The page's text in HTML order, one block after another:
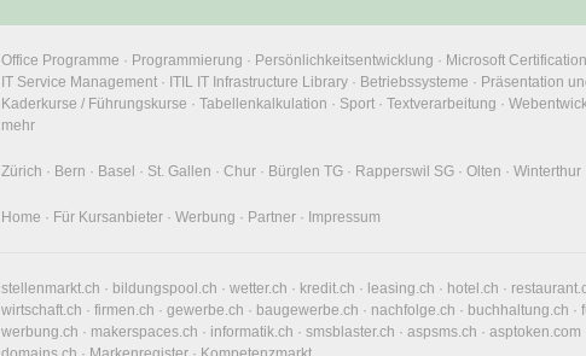
Office Programme · Programmierung · Persönlichkeitsentwicklung · Microsoft
IT Service Management · ITIL IT Infrastructure Library · Betriebssysteme · Präsentation
Kaderkurse / Führungskurse · Tabellenkalkulation · Sport · Textverarbeitung ·
mehr
Zürich · Bern · Basel · St. Gallen · Chur · Bürglen TG · Rapperswil SG · Olten · Winterthur
Home · Für Kursanbieter · Werbung · Partner · Impressum
stellenmarkt.ch · bildungspool.ch · wetter.ch · kredit.ch · leasing.ch · hotel.ch ·
wirtschaft.ch · firmen.ch · gewerbe.ch · baugewerbe.ch · nachfolge.ch · buchhaltung.ch ·
werbung.ch · makerspaces.ch · informatik.ch · smsblaster.ch · aspsms.ch · asptoken.com